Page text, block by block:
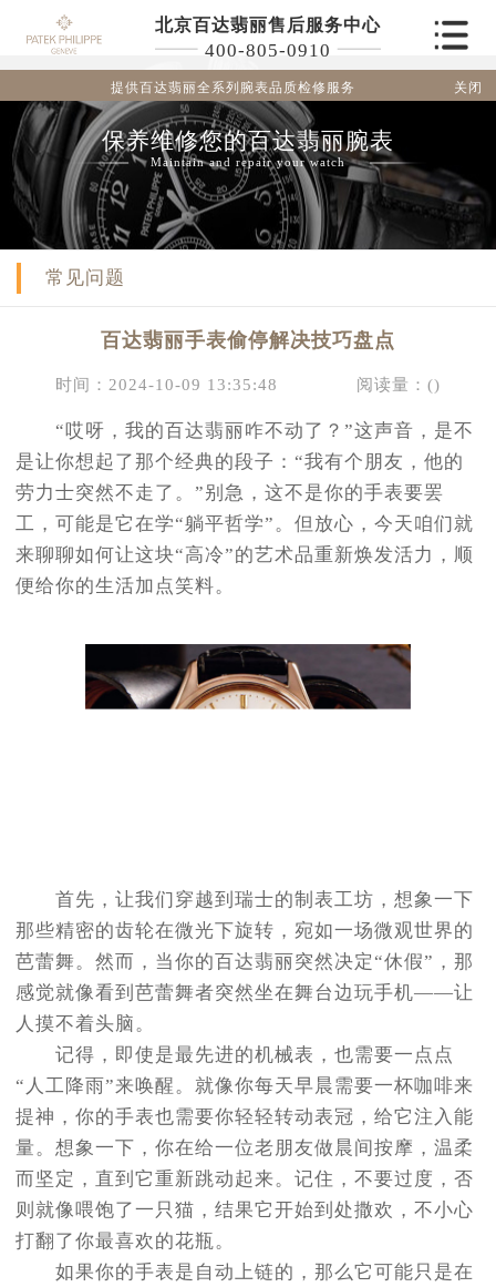
北京百达翡丽售后服务中心
400-805-0910
提供百达翡丽全系列腕表品质检修服务 关闭
保养维修您的百达翡丽腕表
Maintain and repair your watch
常见问题
百达翡丽手表偷停解决技巧盘点
时间：2024-10-09 13:35:48 阅读量：()
“哎呀，我的百达翡丽咋不动了？”这声音，是不
是让你想起了那个经典的段子：“我有个朋友，他的
劳力士突然不走了。”别急，这不是你的手表要罢
工，可能是它在学“躺平哲学”。但放心，今天咱们就
来聊聊如何让这块“高冷”的艺术品重新焕发活力，顺
便给你的生活加点笑料。
首先，让我们穿越到瑞士的制表工坊，想象一下
那些精密的齿轮在微光下旋转，宛如一场微观世界的
芭蕾舞。然而，当你的百达翡丽突然决定“休假”，那
感觉就像看到芭蕾舞者突然坐在舞台边玩手机——让
人摸不着头脑。
记得，即使是最先进的机械表，也需要一点点
“人工降雨”来唤醒。就像你每天早晨需要一杯咖啡来
提神，你的手表也需要你轻轻转动表冠，给它注入能
量。想象一下，你在给一位老朋友做晨间按摩，温柔
而坚定，直到它重新跳动起来。记住，不要过度，否
则就像喂饱了一只猫，结果它开始到处撒欢，不小心
打翻了你最喜欢的花瓶。
如果你的手表是自动上链的，那么它可能只是在